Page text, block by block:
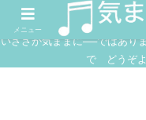
いささか気ままに──ではあり
で どうぞ
メニュー